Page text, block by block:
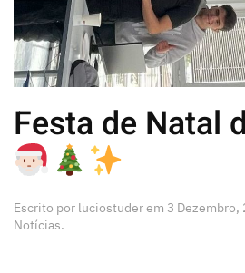
Festa de Natal
Escrito por luciostuderem 3 Dezembro,
Notícias.